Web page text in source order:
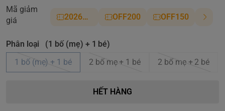
Mã giảm
giá
2026NM OFF200 OFF150
Phân loại
(1 bố (mẹ) + 1 bé)
1 bố (mẹ) + 1 bé
2 bố mẹ + 1 bé 2 bố mẹ + 2 bé
HẾT HÀNG